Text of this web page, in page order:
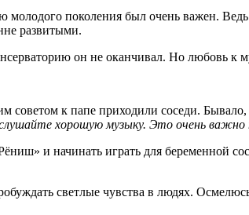
поколения был очень важен.
развитыми.
он не оканчивал. Но любовь к
к папе приходили соседи.
хорошую музыку. Это очень важно
и начинать играть для
светлые чувства в людях.